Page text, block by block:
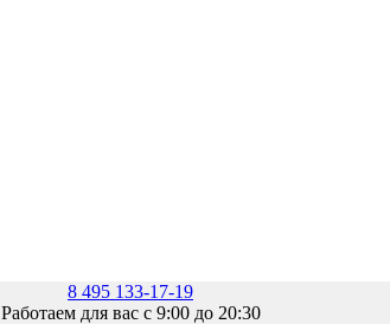
8 495 133-17-19
Работаем для вас с 9:00 до 20:30